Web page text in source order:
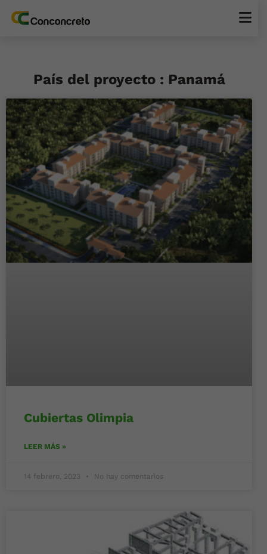
País del proyecto : Panamá
Cubiertas Olimpia
LEER MÁS »
14 febrero, 2023 No hay comentarios